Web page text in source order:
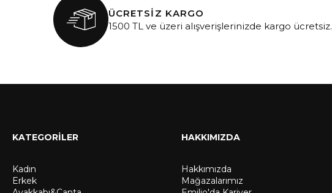
ÜCRETSİZ KARGO
1500 TL ve üzeri alışverişlerinizde kargo ücretsiz.
KATEGORİLER
Kadın
Erkek
HAKKIMIZDA
Hakkımızda
Mağazalarımız